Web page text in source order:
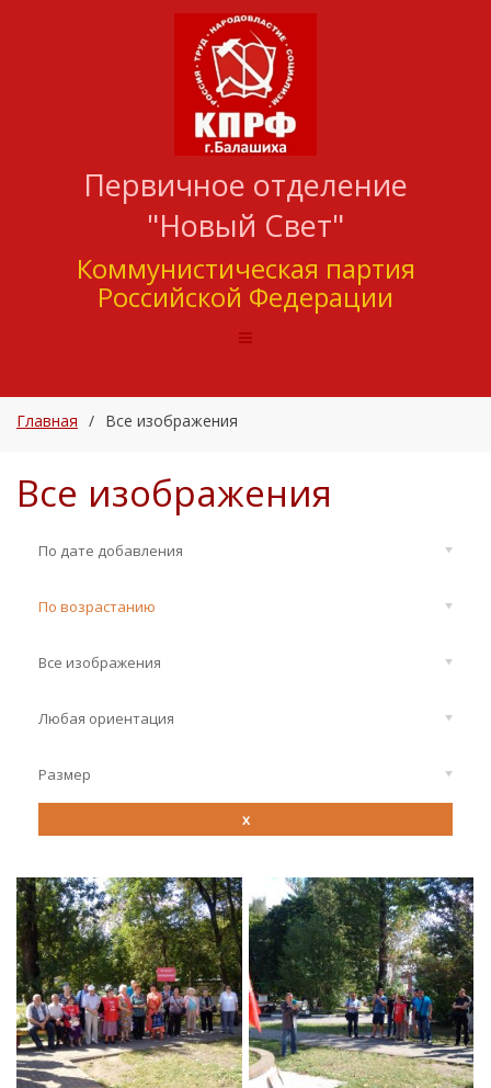
Первичное отделение
"Новый Свет"
Коммунистическая партия
Российской Федерации
Главная / Все изображения
Все изображения
По дате добавления
По возрастанию
Все изображения
Любая ориентация
Размер
x